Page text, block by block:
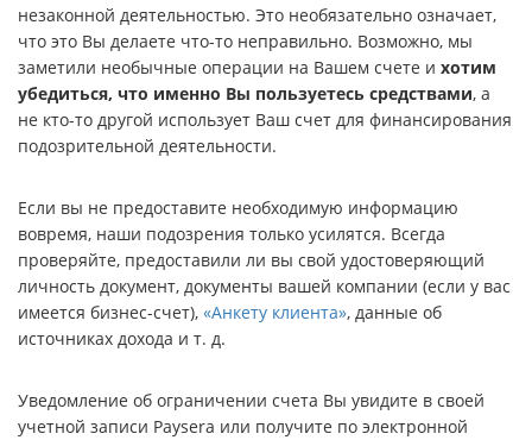
незаконной деятельностью. Это необязательно означает,
что это Вы делаете что-то неправильно. Возможно, мы
заметили необычные операции на Вашем счете и хотим
убедиться, что именно Вы пользуетесь средствами, а
не кто-то другой использует Ваш счет для финансирования
подозрительной деятельности.
Если вы не предоставите необходимую информацию
вовремя, наши подозрения только усилятся. Всегда
проверяйте, предоставили ли вы свой удостоверяющий
личность документ, документы вашей компании (если у вас
имеется бизнес-счет), ‭«Анкету клиента‭», данные об
источниках дохода и т. д.
Уведомление об ограничении счета Вы увидите в своей
учетной записи Paysera или получите по электронной